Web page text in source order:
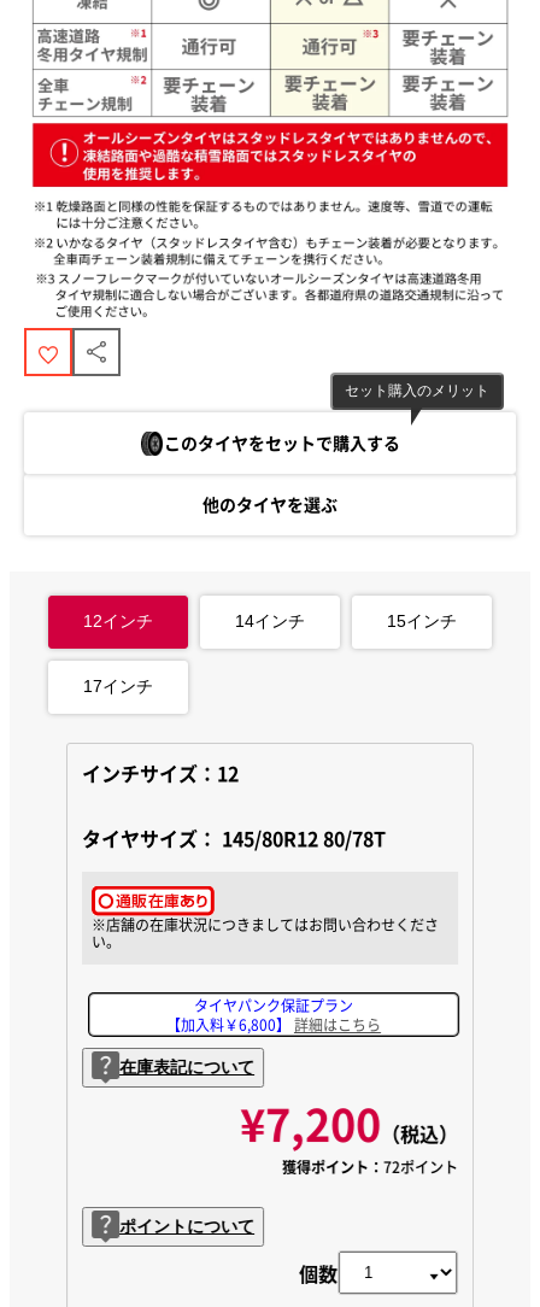
セット購入のメリット
このタイヤをセットで購入する
他のタイヤを選ぶ
12インチ 14インチ 15インチ
17インチ
インチサイズ：12
タイヤサイズ： 145/80R12 80/78T
タイヤパンク保証プラン
【加入料￥6,800】 詳細はこちら
在庫表記について
¥7,200 （税込）
獲得ポイント： 72ポイント
ポイントについて
個数